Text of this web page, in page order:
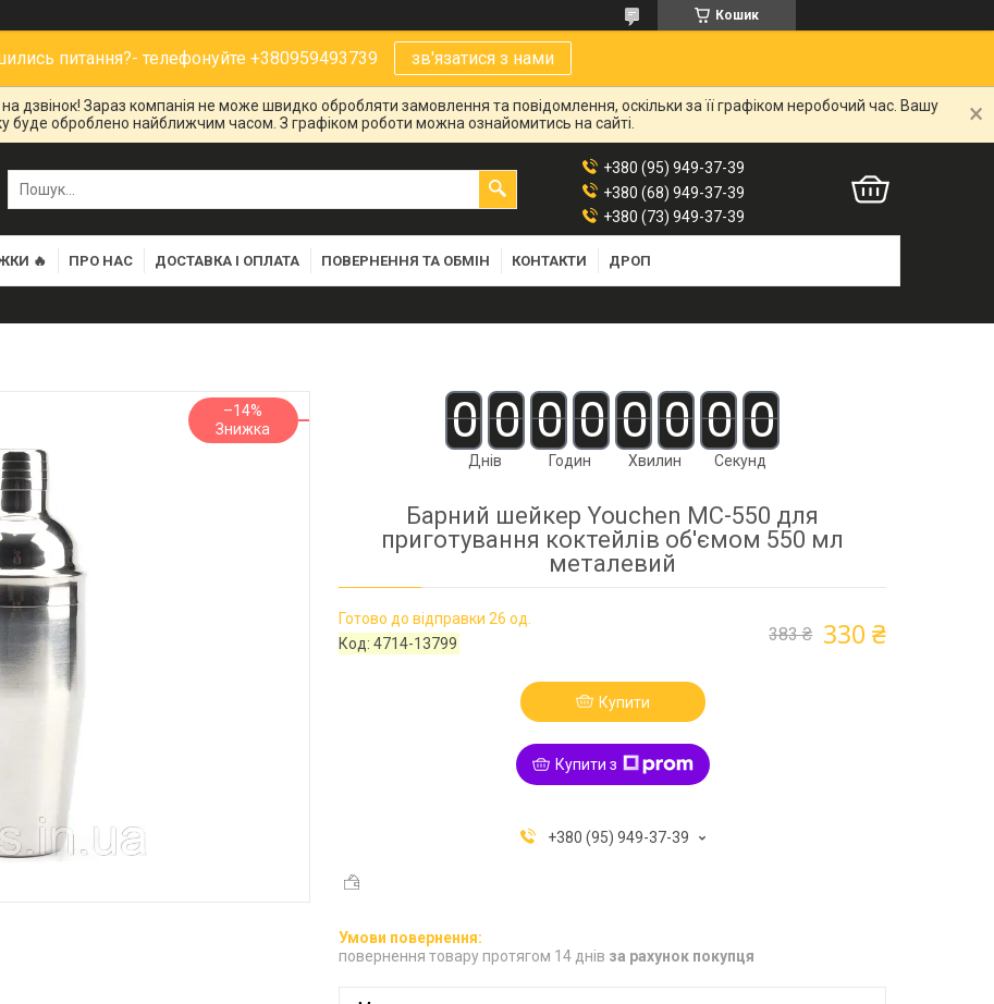
Кошик
питання?- телефонуйте +380959493739 зв'язатися з нами
дзвінок! Зараз компанія не може швидко обробляти замовлення та повідомлення, оскільки за її графіком неробочий час. Вашу
буде оброблено найближчим часом. З графіком роботи можна ознайомитись на сайті.
+380 (95) 949-37-39
+380 (68) 949-37-39
+380 (73) 949-37-39
🔥 ПРО НАС ДОСТАВКА І ОПЛАТА ПОВЕРНЕННЯ ТА ОБМІН КОНТАКТИ ДРОП
–14% 0 0
Днів
0 0
Годин
0 0
Хвилин
0 0
Секунд
Барний шейкер Youchen MC-550 для
приготування коктейлів об'ємом 550 мл
металевий
Готово до відправки 26 од.
Код:4714-13799 383 ₴ 330 ₴
Купити
Купити з
+380 (95) 949-37-39
повернення товару протягом 14 днів за рахунок покупця